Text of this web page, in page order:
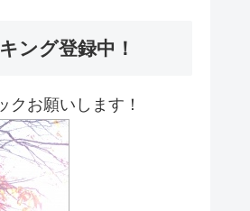
ング登録中！
クお願いします！